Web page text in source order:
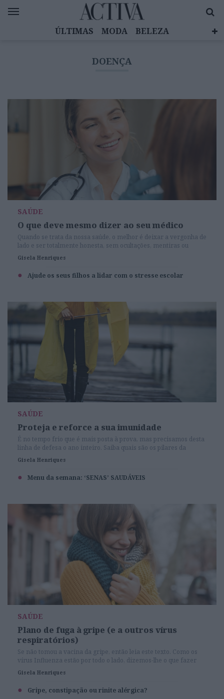
ÚLTIMAS MODA
BELEZA
MULHERES INSPIRADORAS
DOENÇA
SAÚDE
O que deve mesmo dizer ao seu médico
Quando se trata da nossa saúde, o melhor é deixar a vergonha de
lado e ser totalmente honesta, sem ocultações, mentiras ou
hesitações.
Gisela Henriques
Ajude os seus filhos a lidar com o stresse escolar
SAÚDE
Proteja e reforce a sua imunidade
É no tempo frio que é mais posta à prova, mas precisamos desta
linha de defesa o ano inteiro. Saiba quais são os pilares da
imunidade, o que fazer para a equilibrar e o que evitar.
Gisela Henriques
Menu da semana: ‘SENAS’ SAUDÁVEIS
SAÚDE
Plano de fuga à gripe (e a outros vírus
respiratórios)
Se não tomou a vacina da gripe, então leia este texto. Como os
vírus Influenza estão por todo o lado, dizemos-lhe o que fazer
para que os vossos caminhos nunca se cruzem. Spoiler alert:
basta relembrar alguns dos conselhos básicos de higiene que nos
deram durante os tempos de pandemia.
Gisela Henriques
Gripe, constipação ou rinite alérgica?